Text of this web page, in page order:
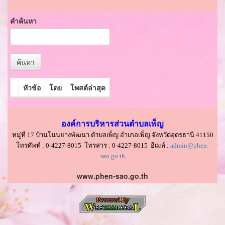
คำค้นหา
ค้นหา
หัวข้อ โดย โพสต์ล่าสุด
องค์การบริหารส่วนตำบลเพ็ญ
หมู่ที่ 17 บ้านโนนยางพัฒนา ตำบลเพ็ญ อำเภอเพ็ญ จังหวัดอุดรธานี 41150
โทรศัพท์ : 0-4227-8015 โทรสาร : 0-4227-8015 อีเมล์ : admin@phen-
sao.go.th
www.phen-sao.go.th